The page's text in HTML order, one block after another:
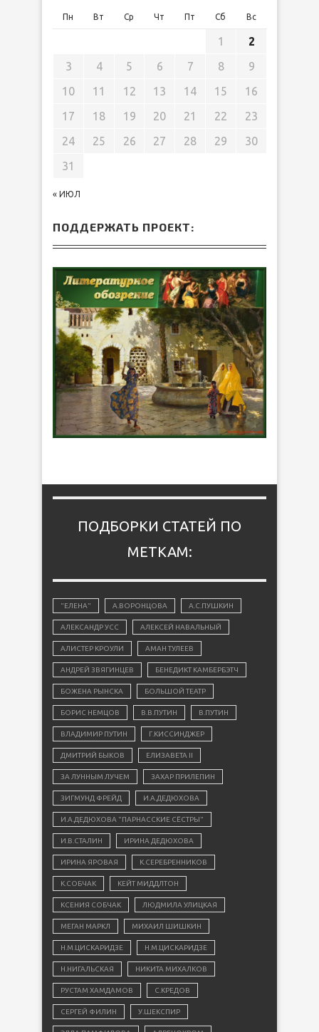
Пн Вт Ср Чт Пт Сб Вс
« ИЮЛ
1
2
3
4 5 6 7 8
9
10
11 12 13 14 15
16
17
18 19 20 21 22
23
24
25 26 27 28 29
30
31
ПОДДЕРЖАТЬ ПРОЕКТ:
ПОДБОРКИ СТАТЕЙ ПО
МЕТКАМ:
"ЕЛЕНА" А.ВОРОНЦОВА А.С.ПУШКИН
АЛЕКСАНДР УСС АЛЕКСЕЙ НАВАЛЬНЫЙ
АЛИСТЕР КРОУЛИ АМАН ТУЛЕЕВ
АНДРЕЙ ЗВЯГИНЦЕВ БЕНЕДИКТ КАМБЕРБЭТЧ
БОЖЕНА РЫНСКА БОЛЬШОЙ ТЕАТР
БОРИС НЕМЦОВ В.В.ПУТИН В.ПУТИН
ВЛАДИМИР ПУТИН Г.КИССИНДЖЕР
ДМИТРИЙ БЫКОВ ЕЛИЗАВЕТА II
ЗА ЛУННЫМ ЛУЧЕМ ЗАХАР ПРИЛЕПИН
ЗИГМУНД ФРЕЙД И.А.ДЕДЮХОВА
И.А.ДЕДЮХОВА "ПАРНАССКИЕ СЁСТРЫ"
И.В.СТАЛИН ИРИНА ДЕДЮХОВА
ИРИНА ЯРОВАЯ К.СЕРЕБРЕННИКОВ
К.СОБЧАК КЕЙТ МИДДЛТОН
КСЕНИЯ СОБЧАК ЛЮДМИЛА УЛИЦКАЯ
МЕГАН МАРКЛ МИХАИЛ ШИШКИН
Н.М.ЦИСКАРИДЗЕ Н.М.ЦИСКАРИДЗЕ
Н.НИГАЛЬСКАЯ НИКИТА МИХАЛКОВ
РУСТАМ ХАМДАМОВ С.КРЕДОВ
СЕРГЕЙ ФИЛИН У.ШЕКСПИР